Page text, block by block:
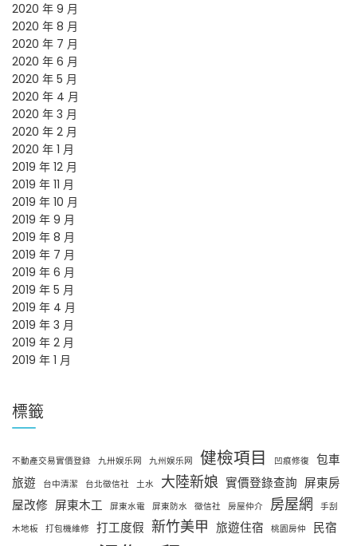
2020 年 9 月
2020 年 8 月
2020 年 7 月
2020 年 6 月
2020 年 5 月
2020 年 4 月
2020 年 3 月
2020 年 2 月
2020 年 1 月
2019 年 12 月
2019 年 11 月
2019 年 10 月
2019 年 9 月
2019 年 8 月
2019 年 7 月
2019 年 6 月
2019 年 5 月
2019 年 4 月
2019 年 3 月
2019 年 2 月
2019 年 1 月
標籤
不動產交易實價登錄 九卅娱乐网 九州娱乐网 健檢項目 凹痕修復
包車
旅遊
台中清潔 台北徵信社 土水 大陸新娘 實價登錄查詢 屏東房
屋改修 屏東木工 屏東水電 屏東防水 徵信社 房屋仲介 房屋網
手刮
木地板
打包機維修 打工度假 新竹美甲 旅遊住宿 桃園房仲
民宿